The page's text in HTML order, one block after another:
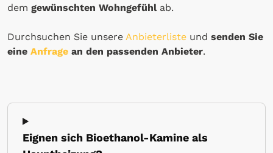
dem gewünschten Wohngefühlab.
Durchsuchen Sie unsere Anbieterliste und senden Sie
eine Anfrage an den passenden Anbieter.
Eignen sich Bioethanol-Kamine als